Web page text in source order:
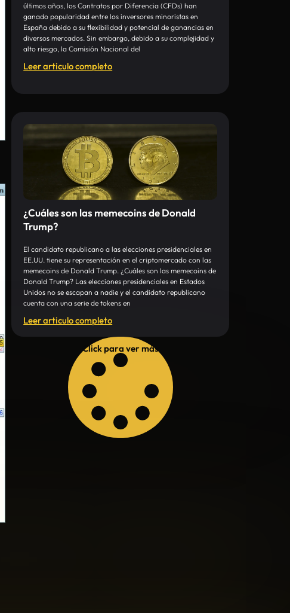
últimos años, los Contratos por Diferencia (CFDs) han
ganado popularidad entre los inversores minoristas en
España debido a su flexibilidad y potencial de ganancias en
diversos mercados. Sin embargo, debido a su complejidad y
alto riesgo, la Comisión Nacional del
Leer articulo completo
¿Cuáles son las memecoins de Donald
Trump?
El candidato republicano a las elecciones presidenciales en
EE.UU. tiene su representación en el criptomercado con las
memecoins de Donald Trump. ¿Cuáles son las memecoins de
Donald Trump? Las elecciones presidenciales en Estados
Unidos no se escapan a nadie y el candidato republicano
cuenta con una serie de tokens en
Leer articulo completo
Click para ver más